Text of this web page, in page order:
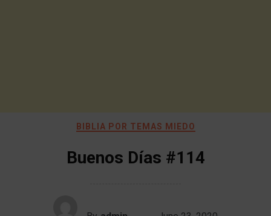
BIBLIA POR TEMAS MIEDO
Buenos Días #114